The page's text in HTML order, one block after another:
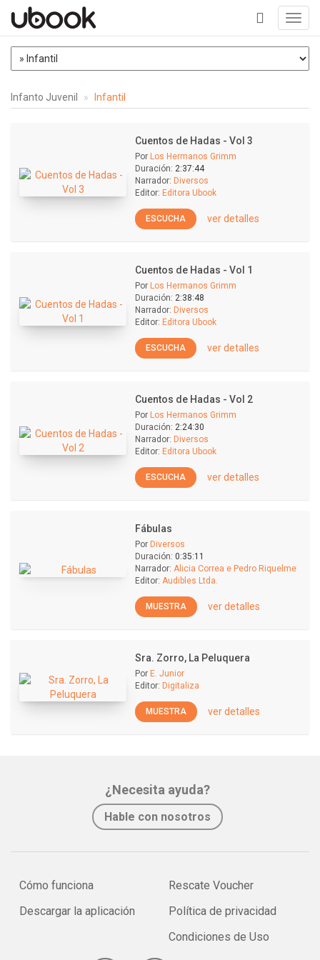
+
Infanto Juvenil Infantil
Cuentos de Hadas - Vol 3
Por Los Hermanos Grimm
Duración: 2:37:44
Narrador: Diversos
Editor: Editora Ubook
ESCUCHA ver detalles
Cuentos de Hadas - Vol 1
Por Los Hermanos Grimm
Duración: 2:38:48
Narrador: Diversos
Editor: Editora Ubook
ESCUCHA ver detalles
Cuentos de Hadas - Vol 2
Por Los Hermanos Grimm
Duración: 2:24:30
Narrador: Diversos
Editor: Editora Ubook
ESCUCHA ver detalles
Fábulas
Por Diversos
Duración: 0:35:11
Narrador: Alicia Correa e Pedro Riquelme
Editor: Audibles Ltda.
MUESTRA ver detalles
Sra. Zorro, La Peluquera
Por E. Junior
Editor: Digitaliza
MUESTRA ver detalles
¿Necesita ayuda?
Hable con nosotros
Cómo funciona
Descargar la aplicación
Rescate Voucher
Política de privacidad
Condiciones de Uso